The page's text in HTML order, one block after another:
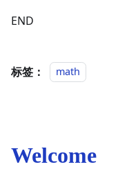
END
标签： math
Welcome